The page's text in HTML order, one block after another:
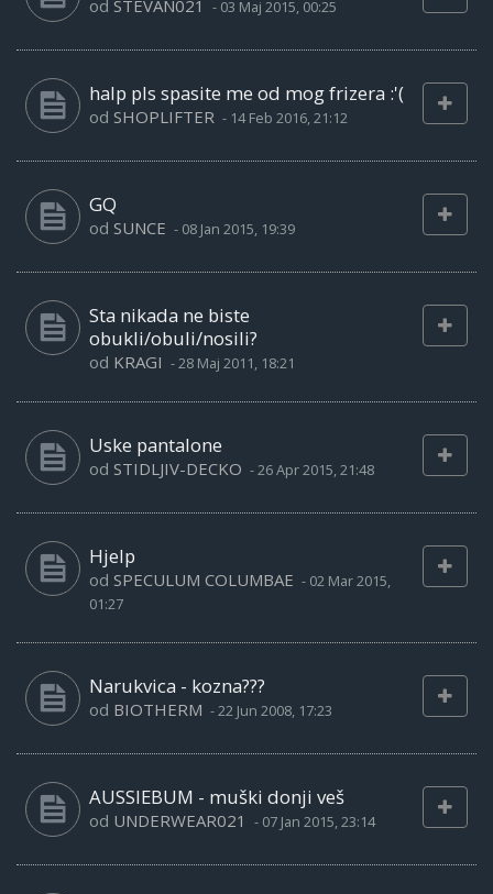
od STEVAN021 - 03 Maj 2015, 00:25
halp pls spasite me od mog frizera :'(
od SHOPLIFTER - 14 Feb 2016, 21:12
GQ
od SUNCE - 08 Jan 2015, 19:39
Sta nikada ne biste
obukli/obuli/nosili?
od KRAGI -28 Maj 2011, 18:21
Uske pantalone
od STIDLJIV-DECKO -26 Apr 2015, 21:48
Hjelp
od SPECULUM COLUMBAE - 02 Mar 2015,
01:27
Narukvica - kozna???
od BIOTHERM -22 Jun 2008, 17:23
AUSSIEBUM - muški donji veš
od UNDERWEAR021 - 07 Jan 2015, 23:14